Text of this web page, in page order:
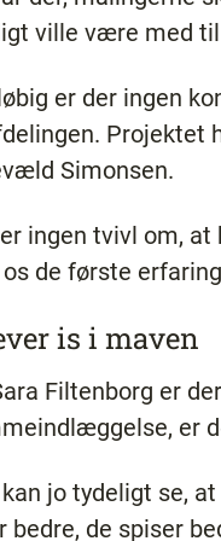
ville være med til
er der ingen
Projektet
Simonsen.
er ingen tvivl om,
de første
is i maven
Filtenborg er
er
kan jo tydeligt se,
bedre, de spiser